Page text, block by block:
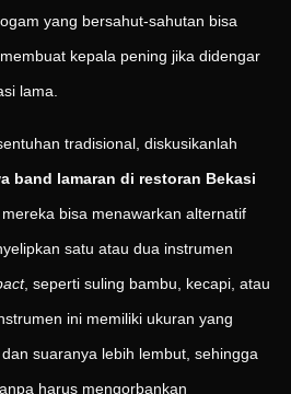
yang bersahut-sahutan bisa
kepala pening jika didengar
lama.
tradisional, diskusikanlah
band lamaran di restoran Bekasi
bisa menawarkan alternatif
satu atau dua instrumen
, seperti suling bambu, kecapi, atau
ini memiliki ukuran yang
suaranya lebih lembut, sehingga
harus mengorbankan